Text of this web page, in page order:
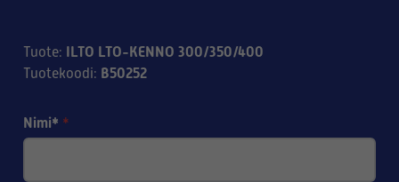
Tuote: ILTO LTO-KENNO 300/350/400
Tuotekoodi: B50252
Nimi* *